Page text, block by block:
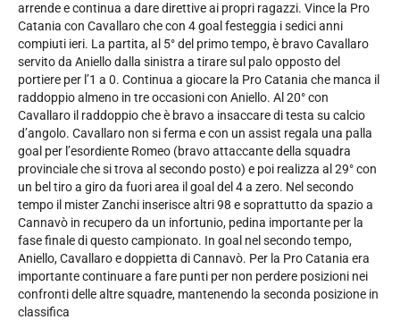
arrende e continua a dare direttive ai propri ragazzi. Vince la Pro
Catania con Cavallaro che con 4 goal festeggia i sedici anni
compiuti ieri. La partita, al 5° del primo tempo, è bravo Cavallaro
servito da Aniello dalla sinistra a tirare sul palo opposto del
portiere per l’1 a 0. Continua a giocare la Pro Catania che manca il
raddoppio almeno in tre occasioni con Aniello. Al 20° con
Cavallaro il raddoppio che è bravo a insaccare di testa su calcio
d’angolo. Cavallaro non si ferma e con un assist regala una palla
goal per l’esordiente Romeo (bravo attaccante della squadra
provinciale che si trova al secondo posto) e poi realizza al 29° con
un bel tiro a giro da fuori area il goal del 4 a zero. Nel secondo
tempo il mister Zanchi inserisce altri 98 e soprattutto da spazio a
Cannavò in recupero da un infortunio, pedina importante per la
fase finale di questo campionato. In goal nel secondo tempo,
Aniello, Cavallaro e doppietta di Cannavò. Per la Pro Catania era
importante continuare a fare punti per non perdere posizioni nei
confronti delle altre squadre, mantenendo la seconda posizione in
classifica